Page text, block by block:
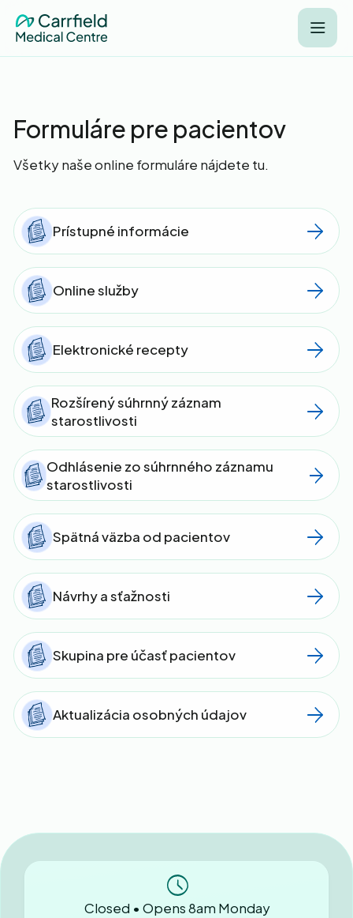
Formuláre pre pacientov
Všetky naše online formuláre nájdete tu.
Prístupné informácie
Online služby
Elektronické recepty
Rozšírený súhrnný záznam
starostlivosti
Odhlásenie zo súhrnného záznamu
starostlivosti
Spätná väzba od pacientov
Návrhy a sťažnosti
Skupina pre účasť pacientov
Aktualizácia osobných údajov
Closed • Opens 8am Monday